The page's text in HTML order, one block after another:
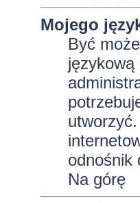
Mojego
Być
językową
Na górę